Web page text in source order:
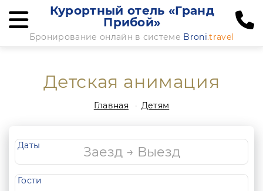
Курортный отель «Гранд
Прибой»
Бронирование онлайн в системе Broni.travel
Детская анимация
Главная Детям
Даты
Гости